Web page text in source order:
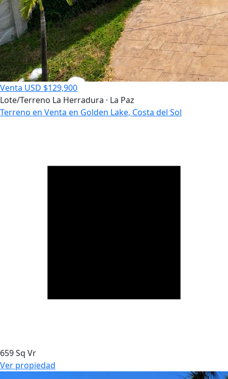
Venta USD $129,900
Lote/Terreno La Herradura · La Paz
Terreno en Venta en Golden Lake, Costa del Sol
659 Sq Vr
Ver propiedad